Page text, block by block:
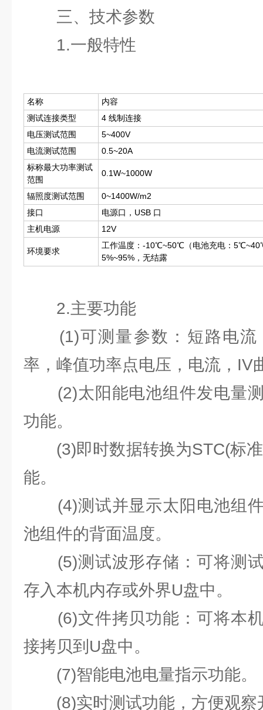
三、技术参数
1.一般特性
名称
内容
测试连接类型
4 线制连接
电压测试范围
5~400V
电流测试范围
0.5~20A
标称最大功率测试
范围
0.1W~1000W
辐照度测试范围
0~1400W/m2
接口
电源口，USB 口
主机电源
12V
环境要求
工作温度：-10℃~50℃（电池充电：
5%~95%，无结露
2.主要功能
(1)可测量参数：短路电流
率，峰值功率点电压，电流，IV
(2)太阳能电池组件发电量测
功能。
(3)即时数据转换为STC(标准
能。
(4)测试并显示太阳电池组件
池组件的背面温度。
(5)测试波形存储：可将测试
存入本机内存或外界U盘中。
(6)文件拷贝功能：可将本机
接拷贝到U盘中。
(7)智能电池电量指示功能。
(8)实时测试功能，方便观察